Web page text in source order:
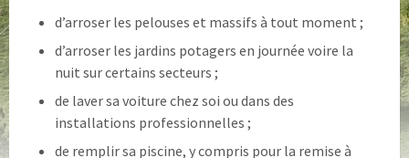
d’arroser les pelouses et massifs à tout moment ;
d’arroser les jardins potagers en journée voire la
nuit sur certains secteurs ;
de laver sa voiture chez soi ou dans des
installations professionnelles ;
de remplir sa piscine, y compris pour la remise à